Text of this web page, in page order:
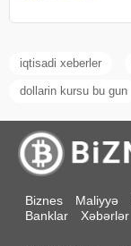
iqtisadi xeberler
dollarin kursu bu gun
Biznes Maliyyə
Banklar
Xəbərlər